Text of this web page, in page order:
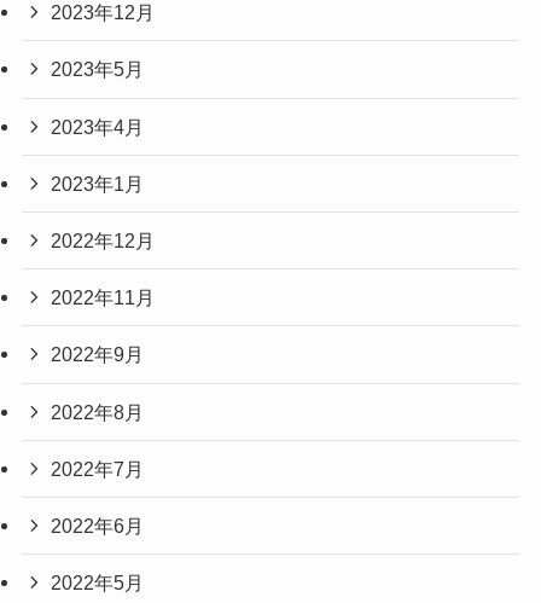
2023年12月
2023年5月
2023年4月
2023年1月
2022年12月
2022年11月
2022年9月
2022年8月
2022年7月
2022年6月
2022年5月